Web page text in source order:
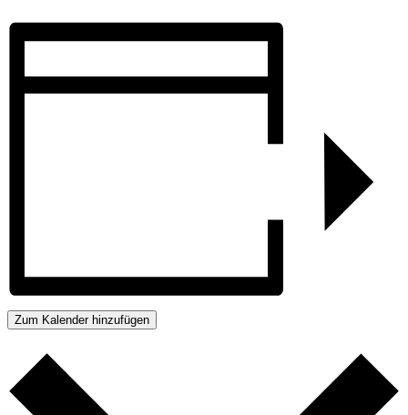
Zum Kalender hinzufügen